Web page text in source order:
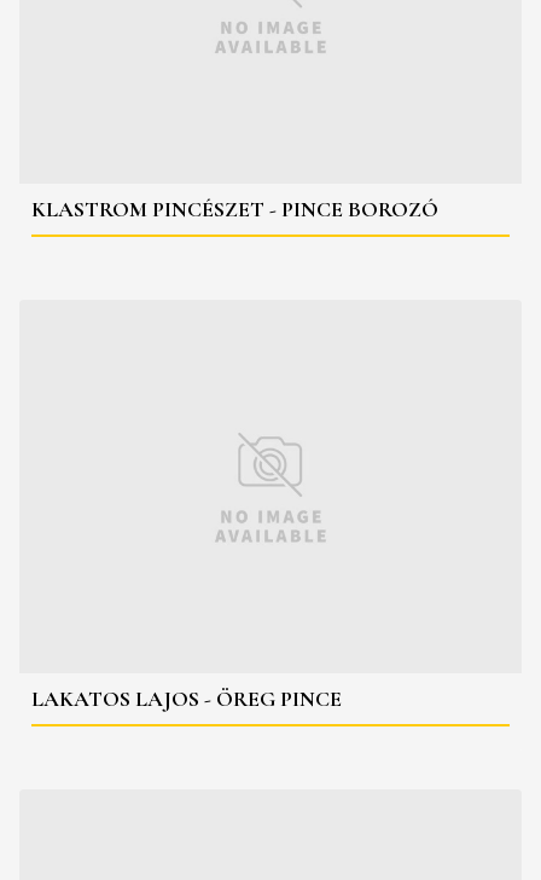
KLASTROM PINCÉSZET - PINCE BOROZÓ
LAKATOS LAJOS - ÖREG PINCE